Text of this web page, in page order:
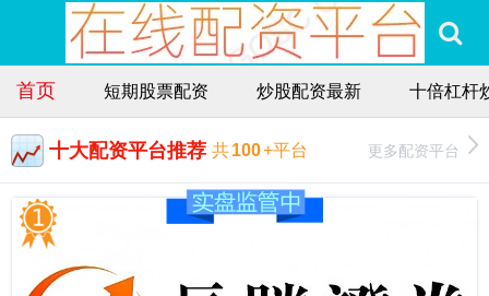
首页 短期股票配资 炒股配资最新 十倍杠杆
十大配资平台推荐 共100+平台 更多配资平台